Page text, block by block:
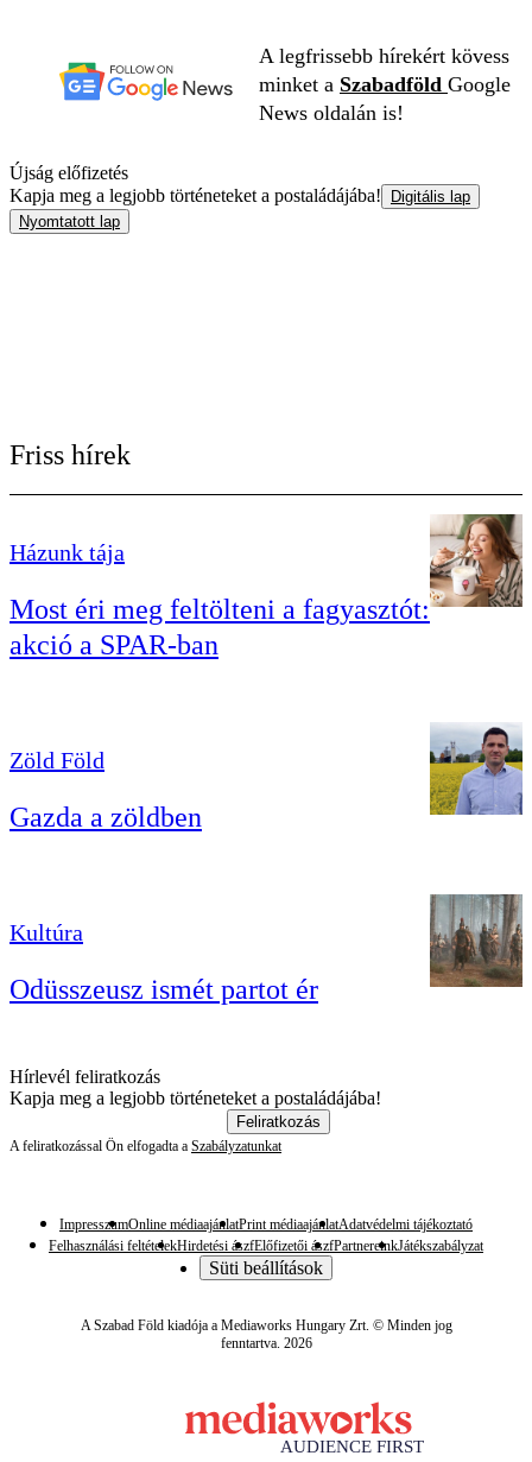
A legfrissebb hírekért kövess
minket a Szabadföld Google
News oldalán is!
Újság előfizetés
Kapja meg a legjobb történeteket a postaládájába!
Digitális lap
Nyomtatott lap
Friss hírek
Házunk tája
Most éri meg feltölteni a fagyasztót:
akció a SPAR-ban
Zöld Föld
Gazda a zöldben
Kultúra
Odüsszeusz ismét partot ér
Hírlevél feliratkozás
Kapja meg a legjobb történeteket a postaládájába!
Feliratkozás
A feliratkozással Ön elfogadta a Szabályzatunkat
ImpresszumOnline médiaajánlatPrint médiaajánlatAdatvédelmi tájékoztató
Felhasználási feltételekHirdetési ászfElőfizetői ászfPartnereinkJátékszabályzat
Süti beállítások
A Szabad Föld kiadója a Mediaworks Hungary Zrt. © Minden jog
fenntartva. 2026